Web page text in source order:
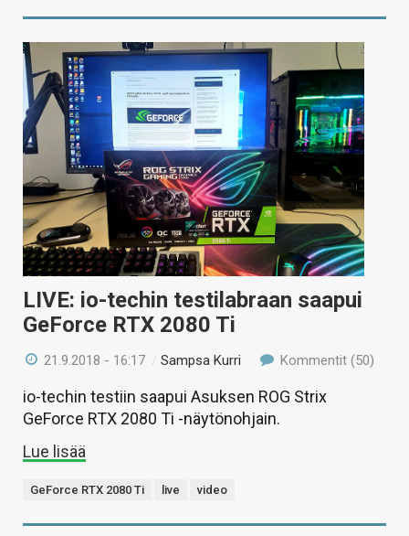
LIVE: io-techin testilabraan saapui
GeForce RTX 2080 Ti
21.9.2018 - 16:17 /Sampsa Kurri Kommentit (50)
io-techin testiin saapui Asuksen ROG Strix
GeForce RTX 2080 Ti -näytönohjain.
Lue lisää
GeForce RTX 2080 Ti live video